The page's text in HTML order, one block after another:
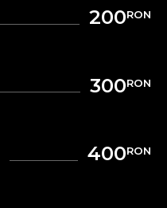
200RON
300RON
400RON